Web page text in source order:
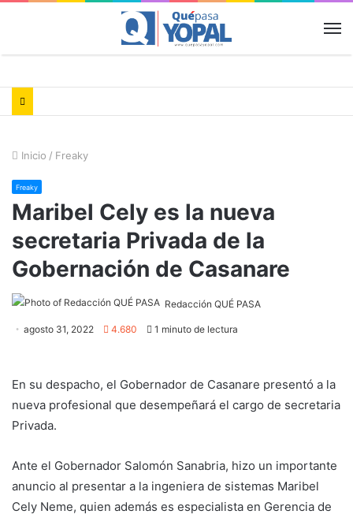
Inicio / Freaky
Freaky
Maribel Cely es la nueva
secretaria Privada de la
Gobernación de Casanare
Redacción QUÉ PASA
agosto 31, 2022 4.680 1 minuto de lectura
En su despacho, el Gobernador de Casanare presentó a la
nueva profesional que desempeñará el cargo de secretaria
Privada.
Ante el Gobernador Salomón Sanabria, hizo un importante
anuncio al presentar a la ingeniera de sistemas Maribel
Cely Neme, quien además es especialista en Gerencia de